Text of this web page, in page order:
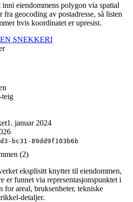
eiendommens polygon via spatial
geocoding av postadresse, så listen
hvis koordinatet er upresist.
SNEKKERI
teig
1. januar 2024
bc31-89dd9f103b6b
(2)
eksplisitt knytter til eiendommen,
er funnet via representasjonspunktet i
areal, bruksenheter, tekniske
detaljer.